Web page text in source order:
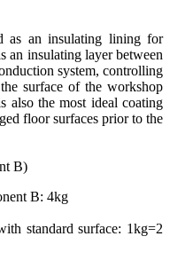
as an insulating lining for
an insulating layer between
system, controlling
surface of the workshop
also the most ideal coating
floor surfaces prior to the
B)
B: 4kg
standard surface: 1kg=2